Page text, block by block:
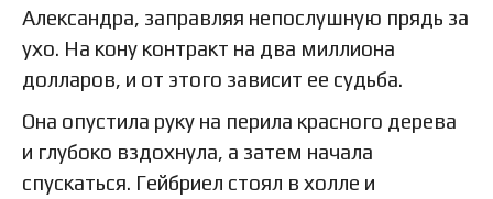
Александра, заправляя непослушную прядь за
ухо. На кону контракт на два миллиона
долларов, и от этого зависит ее судьба.
Она опустила руку на перила красного дерева
и глубоко вздохнула, а затем начала
спускаться. Гейбриел стоял в холле и